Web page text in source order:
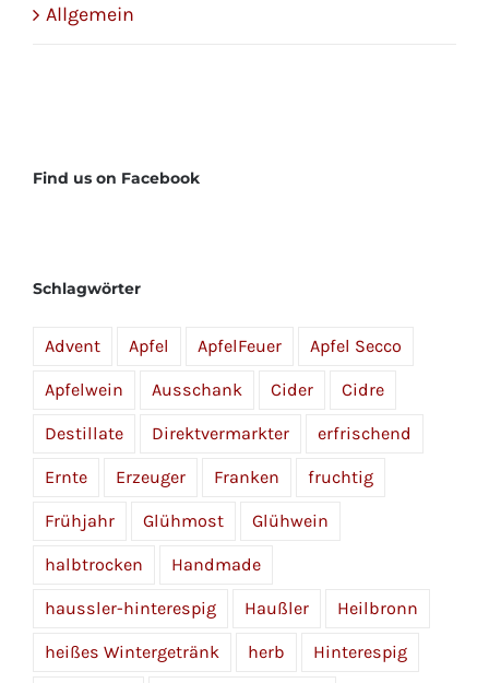
Allgemein
Find us on Facebook
Schlagwörter
Advent Apfel ApfelFeuer Apfel Secco
Apfelwein Ausschank Cider Cidre
Destillate Direktvermarkter erfrischend
Ernte Erzeuger Franken fruchtig
Frühjahr Glühmost Glühwein
halbtrocken Handmade
haussler-hinterespig Haußler Heilbronn
heißes Wintergetränk herb Hinterespig